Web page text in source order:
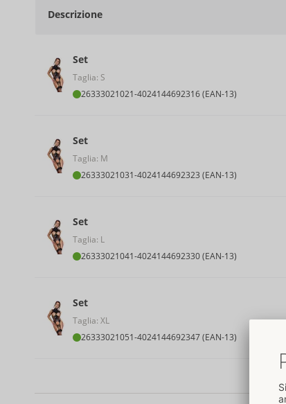
Descrizione
Set
Taglia: S
26333021021-4024144692316 (EAN-13)
Set
Taglia: M
26333021031-4024144692323 (EAN-13)
Set
Taglia: L
26333021041-4024144692330 (EAN-13)
Set
Taglia: XL
26333021051-4024144692347 (EAN-13)